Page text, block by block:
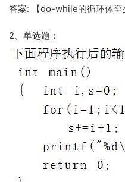
答案: 【do-while的循环体至
2、单选题：